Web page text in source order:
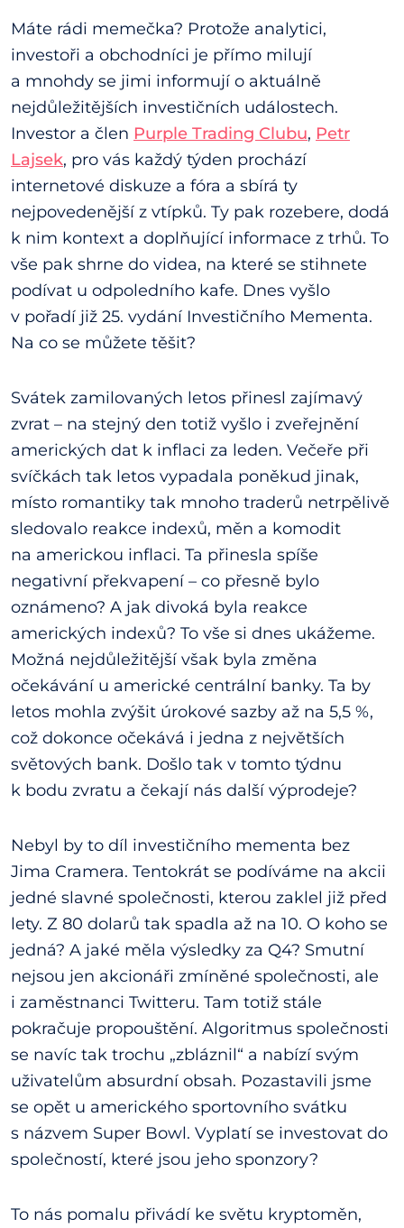
Máte rádi memečka? Protože analytici,
investoři a obchodníci je přímo milují
a mnohdy se jimi informují o aktuálně
nejdůležitějších investičních událostech.
Investor a člen Purple Trading Clubu, Petr
Lajsek, pro vás každý týden prochází
internetové diskuze a fóra a sbírá ty
nejpovedenější z vtípků. Ty pak rozebere, dodá
k nim kontext a doplňující informace z trhů. To
vše pak shrne do videa, na které se stihnete
podívat u odpoledního kafe. Dnes vyšlo
v pořadí již 25. vydání Investičního Mementa.
Na co se můžete těšit?
Svátek zamilovaných letos přinesl zajímavý
zvrat – na stejný den totiž vyšlo i zveřejnění
amerických dat k inflaci za leden. Večeře při
svíčkách tak letos vypadala poněkud jinak,
místo romantiky tak mnoho traderů netrpělivě
sledovalo reakce indexů, měn a komodit
na americkou inflaci. Ta přinesla spíše
negativní překvapení – co přesně bylo
oznámeno? A jak divoká byla reakce
amerických indexů? To vše si dnes ukážeme.
Možná nejdůležitější však byla změna
očekávání u americké centrální banky. Ta by
letos mohla zvýšit úrokové sazby až na 5,5 %,
což dokonce očekává i jedna z největších
světových bank. Došlo tak v tomto týdnu
k bodu zvratu a čekají nás další výprodeje?
Nebyl by to díl investičního mementa bez
Jima Cramera. Tentokrát se podíváme na akcii
jedné slavné společnosti, kterou zaklel již před
lety. Z 80 dolarů tak spadla až na 10. O koho se
jedná? A jaké měla výsledky za Q4? Smutní
nejsou jen akcionáři zmíněné společnosti, ale
i zaměstnanci Twitteru. Tam totiž stále
pokračuje propouštění. Algoritmus společnosti
se navíc tak trochu „zbláznil“ a nabízí svým
uživatelům absurdní obsah. Pozastavili jsme
se opět u amerického sportovního svátku
s názvem Super Bowl. Vyplatí se investovat do
společností, které jsou jeho sponzory?
To nás pomalu přivádí ke světu kryptoměn,